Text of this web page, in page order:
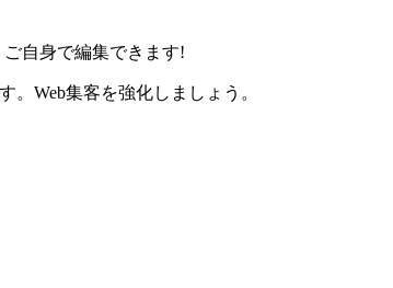
ご自身で編集できます!
Web集客を強化しましょう。